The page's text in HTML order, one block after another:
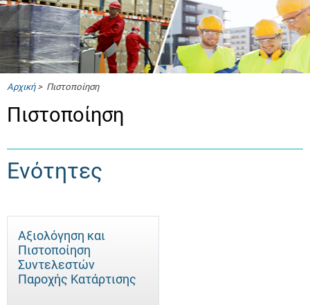
Αρχική> Πιστοποίηση
Πιστοποίηση
Ενότητες
Αξιολόγηση και
Πιστοποίηση
Συντελεστών
Παροχής Κατάρτισης